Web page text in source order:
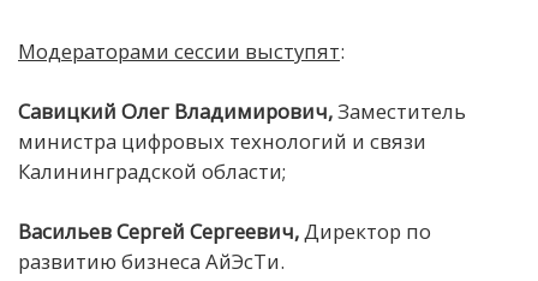
Модераторами сессии выступят:
Савицкий Олег Владимирович,Заместитель
министра цифровых технологий и связи
Калининградской области;
Васильев Сергей Сергеевич,Директор по
развитию бизнеса АйЭсТи.